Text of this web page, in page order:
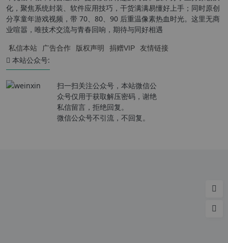
化，聚焦系统封装、软件应用技巧，干货满满易懂好上手；同时原创
分享童年游戏视频，带 70、80、90 后重温像素热血时光。这里无商
业喧嚣，唯技术交流与青春回响，期待与同好相遇
私信本站 广告合作 版权声明 捐赠VIP 友情链接
本站公众号:
扫一扫关注公众号，本站微信公
众号仅用于获取解压密码，谢绝
私信留言，拒绝回复。
微信公众号不引流，不回复。